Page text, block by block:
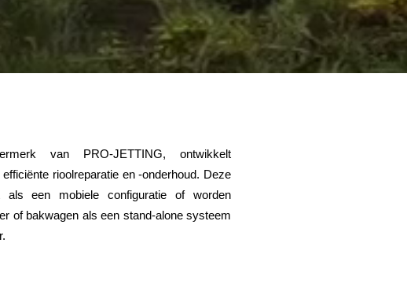
van PRO-JETTING, ontwikkelt
rioolreparatie en -onderhoud. Deze
als een mobiele configuratie of worden
of bakwagen als een stand-alone systeem